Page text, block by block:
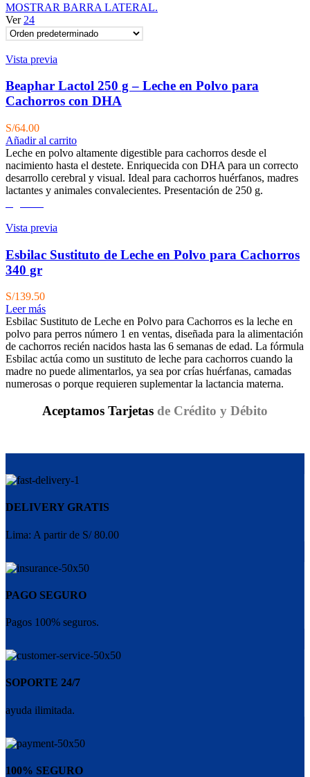
MOSTRAR BARRA LATERAL.
Ver 24
Vista previa
Beaphar Lactol 250 g – Leche en Polvo para
Cachorros con DHA
S/64.00
Añadir al carrito
Leche en polvo altamente digestible para cachorros desde el
nacimiento hasta el destete. Enriquecida con DHA para un correcto
desarrollo cerebral y visual. Ideal para cachorros huérfanos, madres
lactantes y animales convalecientes. Presentación de 250 g.
Vista previa
Esbilac Sustituto de Leche en Polvo para Cachorros
340 gr
S/139.50
Leer más
Esbilac Sustituto de Leche en Polvo para Cachorros es la leche en
polvo para perros número 1 en ventas, diseñada para la alimentación
de cachorros recién nacidos hasta las 6 semanas de edad​. La fórmula
Esbilac actúa como un sustituto de leche para cachorros cuando la
madre no puede alimentarlos, ya sea por crías huérfanas, camadas
numerosas o porque requieren suplementar la lactancia materna.
Aceptamos Tarjetas de Crédito y Débito
DELIVERY GRATIS
Lima: A partir de S/ 80.00
PAGO SEGURO
Pagos 100% seguros.
SOPORTE 24/7
ayuda ilimitada.
100% SEGURO